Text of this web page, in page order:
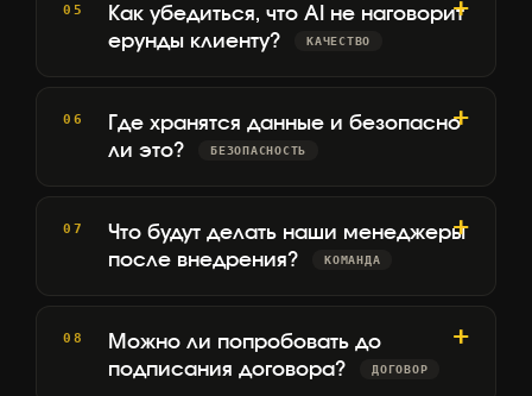
Как убедиться, что AI не наговорит
ерунды клиенту?
КАЧЕСТВО
Где хранятся данные и безопасно
ли это?
БЕЗОПАСНОСТЬ
Что будут делать наши менеджеры
после внедрения?
КОМАНДА
Можно ли попробовать до
подписания договора?
ДОГОВОР